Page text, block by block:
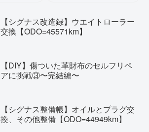
【シグナス改造録】ウエイトローラー
交換【ODO=45571km】
【DIY】傷ついた革財布のセルフリペ
アに挑戦③〜完結編〜
【シグナス整備帳】オイルとプラグ交
換、その他整備【ODO=44949km】